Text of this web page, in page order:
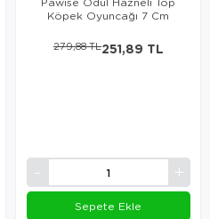
Köpek Oyuncağı 7 Cm
251,89 TL
279,88 TL
Sepete Ekle